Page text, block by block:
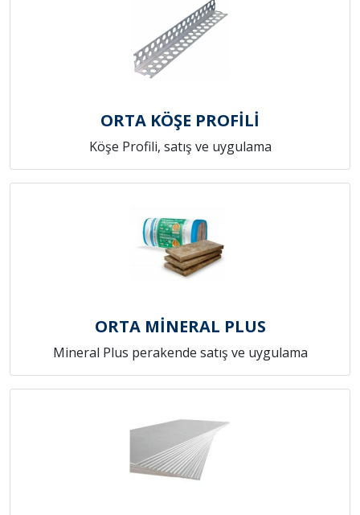
ORTA KÖŞE PROFİLİ
Köşe Profili, satış ve uygulama
ORTA MİNERAL PLUS
Mineral Plus perakende satış ve uygulama